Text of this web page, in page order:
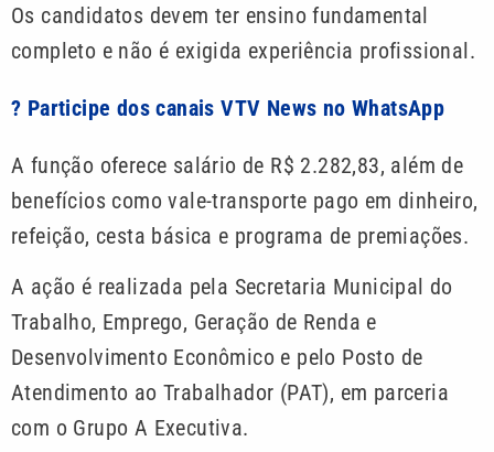
Os candidatos devem ter ensino fundamental
completo e não é exigida experiência profissional.
? Participe dos canais VTV News no WhatsApp
A função oferece salário de R$ 2.282,83, além de
benefícios como vale-transporte pago em dinheiro,
refeição, cesta básica e programa de premiações.
A ação é realizada pela Secretaria Municipal do
Trabalho, Emprego, Geração de Renda e
Desenvolvimento Econômico e pelo Posto de
Atendimento ao Trabalhador (PAT), em parceria
com o Grupo A Executiva.